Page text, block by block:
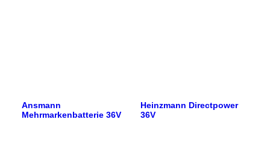
Ansmann
Mehrmarkenbatterie 36V
Heinzmann Directpower
36V